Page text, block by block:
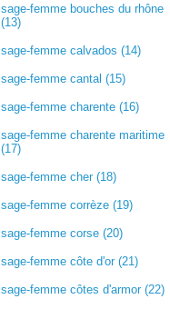
sage-femme bouches du rhône
(13)
sage-femme calvados (14)
sage-femme cantal (15)
sage-femme charente (16)
sage-femme charente maritime
(17)
sage-femme cher (18)
sage-femme corrèze (19)
sage-femme corse (20)
sage-femme côte d'or (21)
sage-femme côtes d'armor (22)